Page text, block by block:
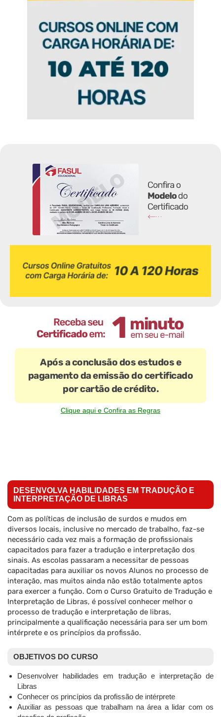
Após a conclusão dos estudos e
pagamento da emissão do certificado
por cartão de crédito.
Clique aqui e Confira as Regras
DESENVOLVA HABILIDADES EM TRADUÇÃO E
INTERPRETAÇÃO DE LIBRAS
Com as políticas de inclusão de surdos e mudos em
diversos locais, inclusive no mercado de trabalho, faz-se
necessário cada vez mais a formação de profissionais
capacitados para fazer a tradução e interpretação dos
sinais. As escolas passaram a necessitar de pessoas
capacitadas para auxiliar os novos Alunos no processo de
interação, mas muitos ainda não estão totalmente aptos
para exercer a função. Com o Curso Gratuito de Tradução e
Interpretação de Libras, é possível conhecer melhor o
processo de tradução e interpretação de libras,
principalmente a qualificação necessária para ser um bom
intérprete e os princípios da profissão.
OBJETIVOS DO CURSO
Desenvolver habilidades em tradução e interpretação de
Libras
Conhecer os princípios da profissão de intérprete
Auxiliar as pessoas que trabalham na área a lidar com os